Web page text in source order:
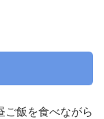
ご飯を食べながら